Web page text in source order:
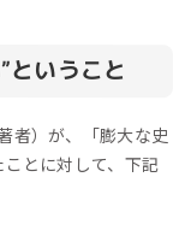
ということ
者）が、「膨大な史
とに対して、下記